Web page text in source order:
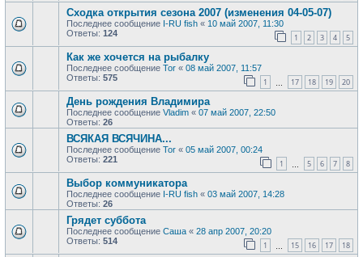
Сходка открытия сезона 2007 (изменения 04-05-07)
Последнее сообщение I-RU fish « 10 май 2007, 11:30
Ответы: 124 1 2 3 4 5
Как же хочется на рыбалку
Последнее сообщение Tor « 08 май 2007, 11:57
Ответы: 575 1 17 18 19 20
День рождения Владимира
Последнее сообщение Vladim « 07 май 2007, 22:50
Ответы: 26
ВСЯКАЯ ВСЯЧИНА...
Последнее сообщение Tor « 05 май 2007, 00:24
Ответы: 221 1 5 6 7 8
Выбор коммуникатора
Последнее сообщение I-RU fish « 03 май 2007, 14:28
Ответы: 26
Грядет суббота
Последнее сообщение Саша « 28 апр 2007, 20:20
Ответы: 514 1 15 16 17 18